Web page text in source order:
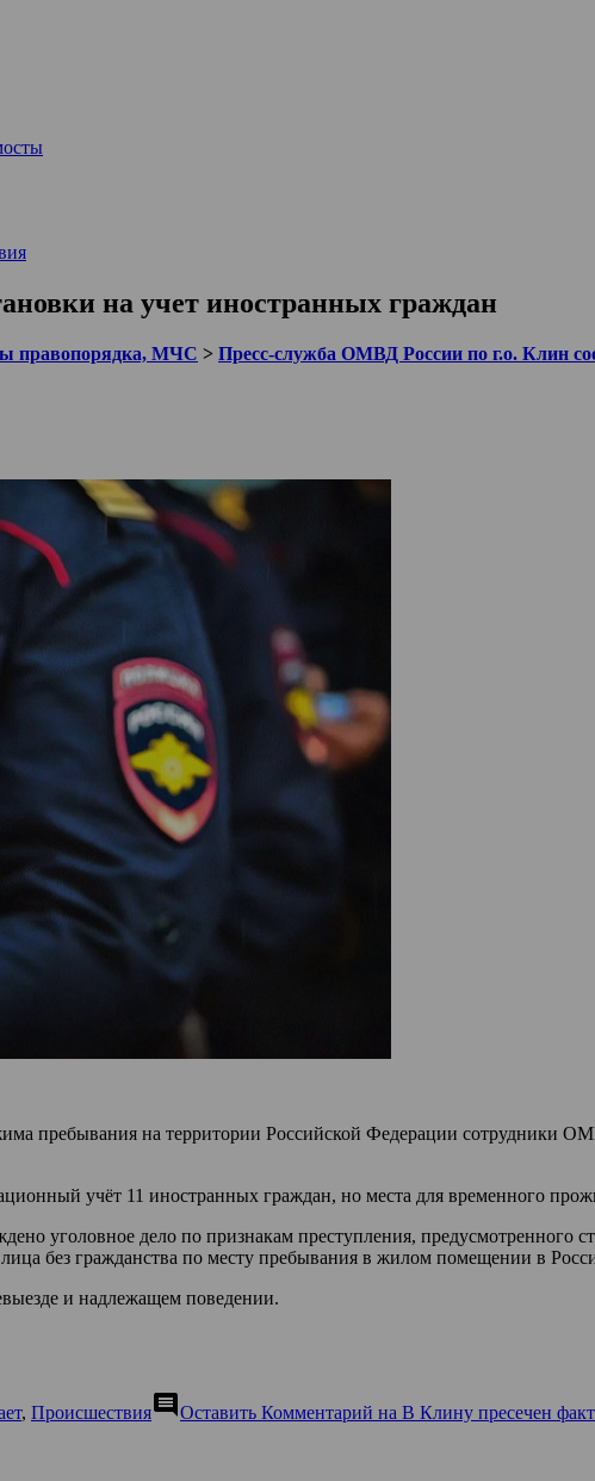
на учет иностранных граждан
правопорядка, МЧС > Пресс-служба ОМВД России по г.о. Клин
пребывания на территории Российской Федерации сотрудники
учёт 11 иностранных граждан, но места для временного
уголовное дело по признакам преступления, предусмотренного
без гражданства по месту пребывания в жилом помещении в
и надлежащем поведении.
, Происшествияcomment Оставить Комментарий на В Клину пресечен